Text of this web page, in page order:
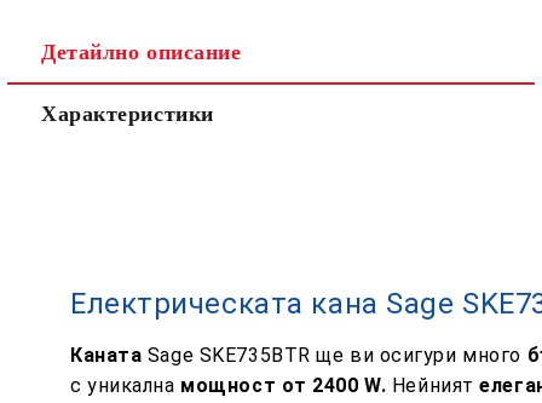
Детайлно описание
Характеристики
Електрическата кана Sage
Каната Sage SKE735BTR ще ви осигури много
с уникална мощност от 2400 W. Нейният